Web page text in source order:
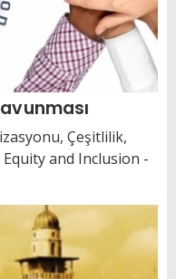
Çeşitlilik,
Equity and Inclusion -